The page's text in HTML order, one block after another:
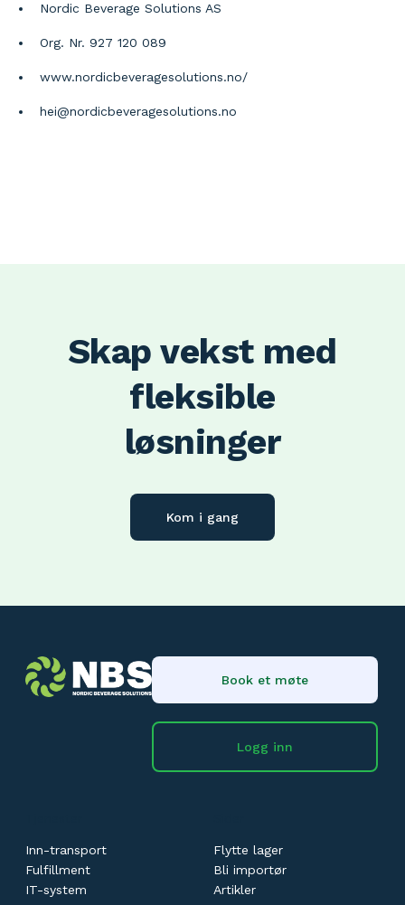
Nordic Beverage Solutions AS
Org. Nr. 927 120 089
www.nordicbeveragesolutions.no/
hei@nordicbeveragesolutions.no
Skap vekst med
fleksible
løsninger
Kom i gang
Book et møte
Logg inn
Inn-transport
Fulfillment
IT-system
Flytte lager
Bli importør
Artikler